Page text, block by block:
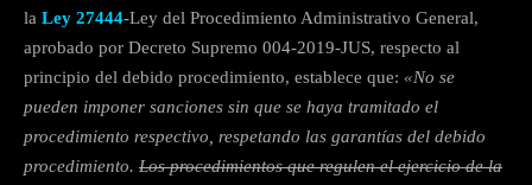
la Ley 27444-Ley del Procedimiento Administrativo General,
aprobado por Decreto Supremo 004-2019-JUS, respecto al
principio del debido procedimiento, establece que: «No se
pueden imponer sanciones sin que se haya tramitado el
procedimiento respectivo, respetando las garantías del debido
procedimiento. Los procedimientos que regulen el ejercicio de la